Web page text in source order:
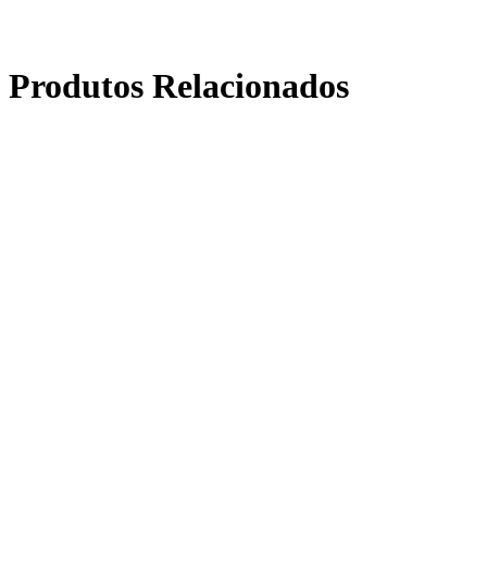
Produtos Relacionados